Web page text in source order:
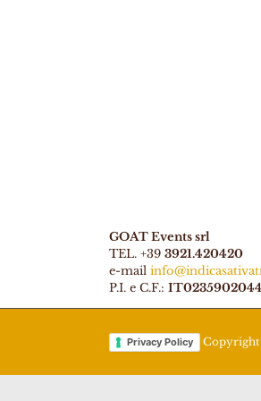
GOAT Events srl
TEL. +39 3921.420420
e-mail
P.I. e C.F.:
Privacy Policy Copyright